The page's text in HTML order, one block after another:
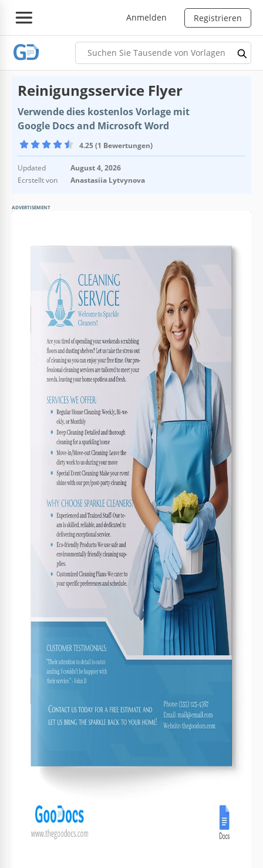
Anmelden Registrieren
Reinigungsservice Flyer
Verwende dies kostenlos Vorlage mit
Google Docs and Microsoft Word
4.25 (1 Bewertungen)
Updated
August 4, 2026
Ecrstellt von
Anastasiia Lytvynova
ADVERTISEMENT